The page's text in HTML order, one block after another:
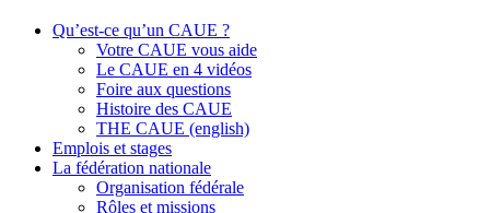
Qu’est-ce qu’un CAUE ?
Votre CAUE vous aide
Le CAUE en 4 vidéos
Foire aux questions
Histoire des CAUE
THE CAUE (english)
Emplois et stages
La fédération nationale
Organisation fédérale
Rôles et missions